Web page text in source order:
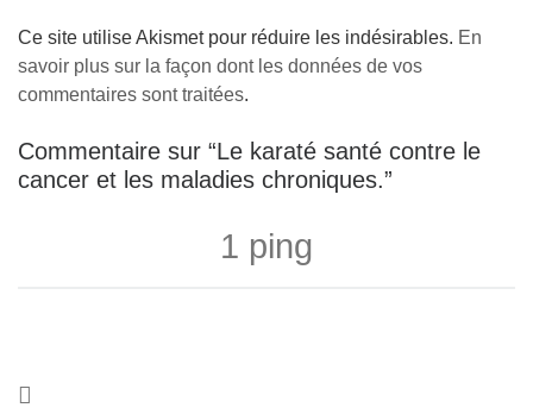
Ce site utilise Akismet pour réduire les indésirables. En
savoir plus sur la façon dont les données de vos
commentaires sont traitées
Commentaire sur “Le karaté santé contre le
cancer et les maladies chroniques.”
1 ping